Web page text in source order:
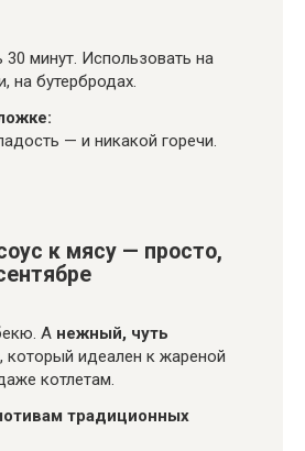
минут. Использовать на
на бутербродах.
— и никакой горечи.
к мясу — просто,
А нежный, чуть
, который идеален к жареной
котлетам.
традиционных